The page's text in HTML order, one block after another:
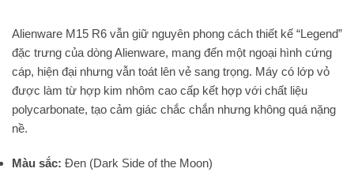
Alienware M15 R6 vẫn giữ nguyên phong cách thiết kế “Legend”
đặc trưng của dòng Alienware, mang đến một ngoại hình cứng
cáp, hiện đại nhưng vẫn toát lên vẻ sang trọng. Máy có lớp vỏ
được làm từ hợp kim nhôm cao cấp kết hợp với chất liệu
polycarbonate, tạo cảm giác chắc chắn nhưng không quá nặng
nề.
Màu sắc: Đen (Dark Side of the Moon)